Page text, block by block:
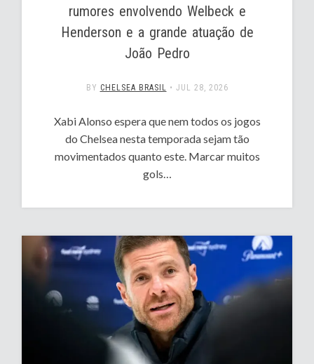
rumores envolvendo Welbeck e
Henderson e a grande atuação de
João Pedro
BY CHELSEA BRASIL • JUL 28, 2026
Xabi Alonso espera que nem todos os jogos
do Chelsea nesta temporada sejam tão
movimentados quanto este. Marcar muitos
gols…